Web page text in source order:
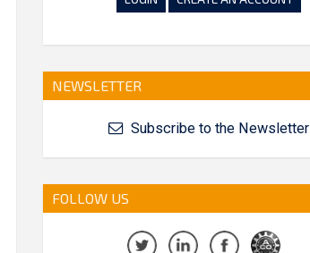
NEWSLETTER
Subscribe to the Newsletter
FOLLOW US